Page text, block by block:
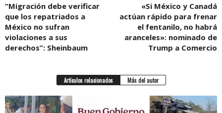
“Migración debe verificar
que los repatriados a
México no sufran
violaciones a sus
derechos”: Sheinbaum
«Si México y Canadá
actúan rápido para frenar
el fentanilo, no habrá
aranceles»: nominado de
Trump a Comercio
Artículos relacionados Más del autor